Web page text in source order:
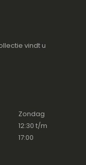
vindt u
Zondag
12:30 t/m
17:00